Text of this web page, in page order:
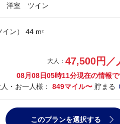
洋室 ツイン
イン） 44 m2
大人： 47,500円／
08月08日05時11分現在の情報
・お一人様： 849マイル〜 貯まる
このプランを選択する